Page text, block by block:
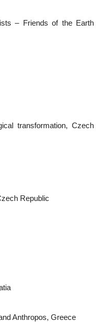
– Friends of the Earth
transformation, Czech
Republic
Anthropos, Greece